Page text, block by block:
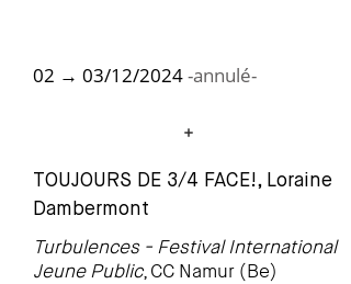
02 → 03/12/2024-annulé-
TOUJOURS DE 3/4 FACE!, Loraine
Dambermont
Turbulences - Festival International
Jeune Public, CC Namur (Be)